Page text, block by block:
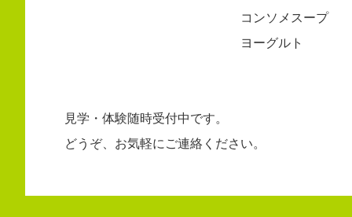
コンソメスープ
ヨーグルト
見学・体験随時受付中です。
どうぞ、お気軽にご連絡ください。